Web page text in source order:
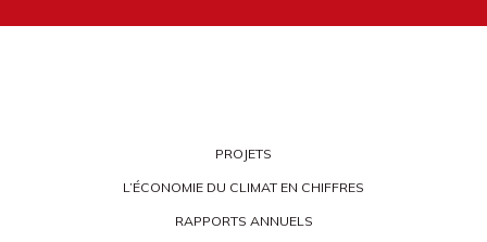
PROJETS
L’ÉCONOMIE DU CLIMAT EN CHIFFRES
RAPPORTS ANNUELS